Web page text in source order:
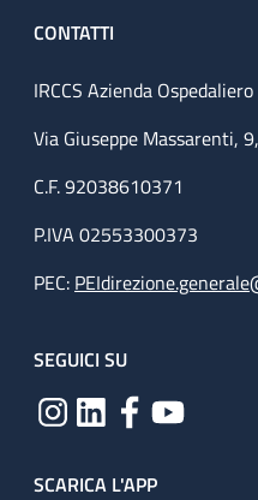
CONTATTI
IRCCS Azienda
Via Giuseppe Massarenti,
C.F. 92038610371
P.IVA 02553300373
PEC:
SEGUICI SU
SCARICA L'APP